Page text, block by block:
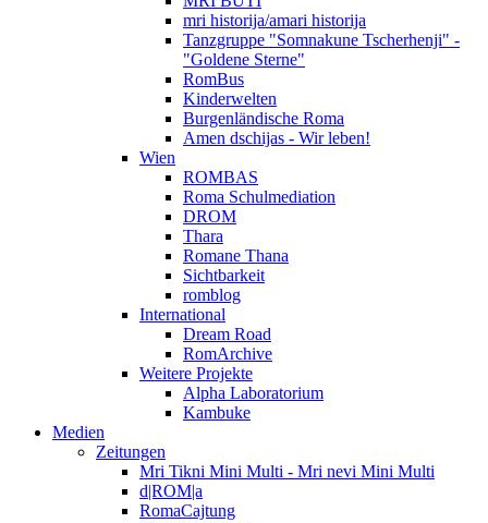
mri historija/amari historija
Tanzgruppe "Somnakune Tscherhenji" -
"Goldene Sterne"
RomBus
Kinderwelten
Burgenländische Roma
Amen dschijas - Wir leben!
Wien
ROMBAS
Roma Schulmediation
DROM
Thara
Romane Thana
Sichtbarkeit
romblog
International
Dream Road
RomArchive
Weitere Projekte
Alpha Laboratorium
Kambuke
Medien
Zeitungen
Mri Tikni Mini Multi - Mri nevi Mini Multi
d|ROM|a
RomaCajtung